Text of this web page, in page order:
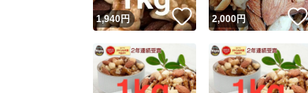
1,940円 いいね！
2,000円